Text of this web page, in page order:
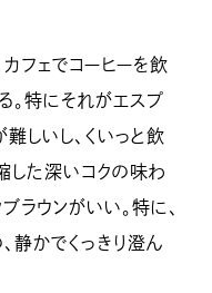
フェでコーヒーを飲
。特にそれがエスプ
しいし、くいっと飲
した深いコクの味わ
ラウンがいい。特に、
静かでくっきり澄ん